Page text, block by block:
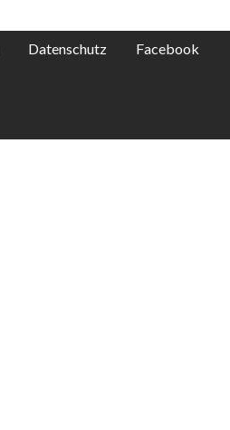
Datenschutz Facebook